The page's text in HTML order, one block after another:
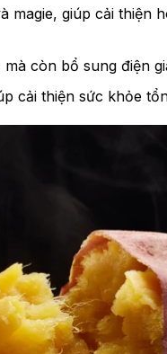
magie, giúp cải thiện
còn bổ sung điện
cải thiện sức khỏe